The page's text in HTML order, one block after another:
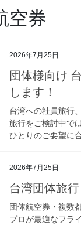
空券
2026年7月25日
団体様向け
します！
台湾への社員旅行
旅行をご検討中で
ひとりのご要望に
2026年7月25日
台湾団体旅
団体航空券・複数
プロが最適なフラ